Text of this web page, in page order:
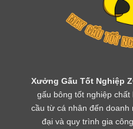
Xưởng Gấu Tốt Nghiệp
gấu bông tốt nghiệp
cầu từ cá nhân đến doanh
đại và quy trình gia